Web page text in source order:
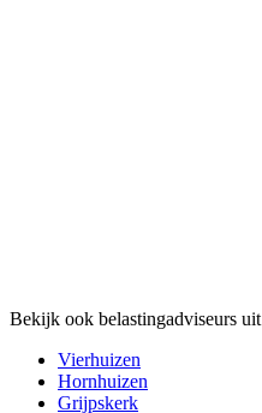
Bekijk ook belastingadviseurs uit
Vierhuizen
Hornhuizen
Grijpskerk